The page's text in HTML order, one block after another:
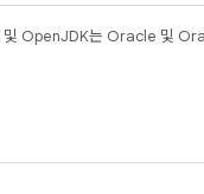
및 OpenJDK는 Oracle 및